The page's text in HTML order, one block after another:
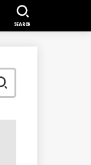
SEARCH